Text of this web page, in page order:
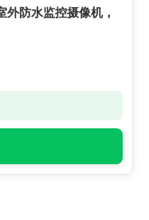
外防水监控摄像机，